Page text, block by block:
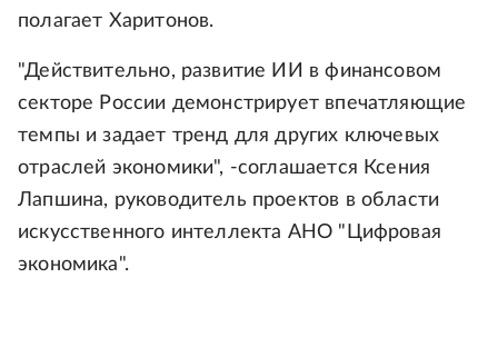
полагает Харитонов.
"Действительно, развитие ИИ в финансовом
секторе России демонстрирует впечатляющие
темпы и задает тренд для других ключевых
отраслей экономики", -соглашается Ксения
Лапшина, руководитель проектов в области
искусственного интеллекта АНО "Цифровая
экономика".